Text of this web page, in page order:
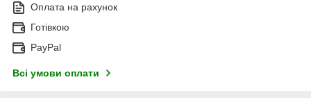
Оплата на рахунок
Готівкою
PayPal
Всі умови оплати